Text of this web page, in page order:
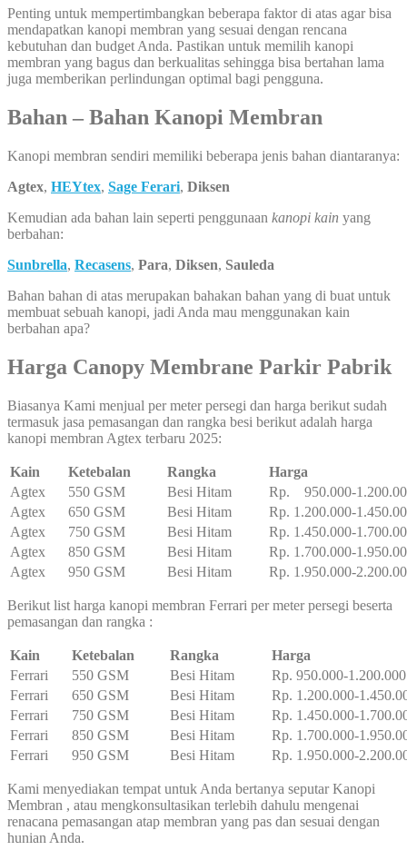
Penting untuk mempertimbangkan beberapa faktor di atas agar bisa
mendapatkan kanopi membran yang sesuai dengan rencana
kebutuhan dan budget Anda. Pastikan untuk memilih kanopi
membran yang bagus dan berkualitas sehingga bisa bertahan lama
juga memberikan perlindungan optimal bagi pengguna.
Bahan – Bahan Kanopi Membran
Kanopi membran sendiri memiliki beberapa jenis bahan diantaranya:
Agtex, HEYtex, Sage Ferari, Diksen
Kemudian ada bahan lain seperti penggunaan kanopi kain yang
berbahan:
Sunbrella, Recasens, Para, Diksen, Sauleda
Bahan bahan di atas merupakan bahakan bahan yang di buat untuk
membuat sebuah kanopi, jadi Anda mau menggunakan kain
berbahan apa?
Harga Canopy Membrane Parkir Pabrik
Biasanya Kami menjual per meter persegi dan harga berikut sudah
termasuk jasa pemasangan dan rangka besi berikut adalah harga
kanopi membran Agtex terbaru 2025:
Kain Ketebalan Rangka
Harga
Agtex
550 GSM Besi Hitam
Rp. 950.000-
Agtex
650 GSM Besi Hitam
Rp. 1.200.000-
Agtex
750 GSM Besi Hitam
Rp. 1.450.000-
Agtex
850 GSM Besi Hitam
Rp. 1.700.000-
Agtex
950 GSM Besi Hitam Rp. 1.950.000-
Berikut list harga kanopi membran Ferrari per meter persegi beserta
pemasangan dan rangka :
Kain Ketebalan Rangka
Harga
Ferrari
550 GSM Besi Hitam
Rp. 950.000-1.200.000
Ferrari
650 GSM Besi Hitam
Rp. 1.200.000-
Ferrari
750 GSM Besi Hitam
Rp. 1.450.000-
Ferrari
850 GSM Besi Hitam
Rp. 1.700.000-
Ferrari
950 GSM Besi Hitam Rp. 1.950.000-
Kami menyediakan tempat untuk Anda bertanya seputar Kanopi
Membran , atau mengkonsultasikan terlebih dahulu mengenai
renacana pemasangan atap membran yang pas dan sesuai dengan
hunian Anda.